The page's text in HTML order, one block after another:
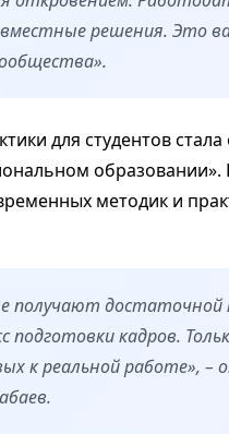
решения. Это
для студентов
образовании».
методик и
получают достаточной
подготовки кадров.
к реальной работе»,